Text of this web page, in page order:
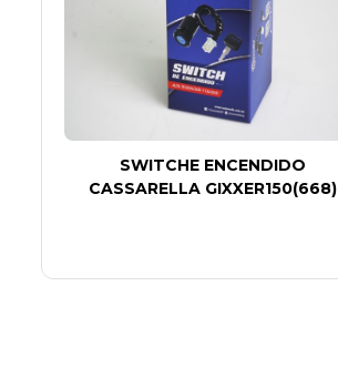
SWITCHE ENCENDIDO
CASSARELLA GIXXER150(668)